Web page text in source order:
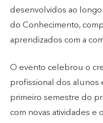
desenvolvidos ao
do Conhecimento,
aprendizados com a
O evento celebrou o
profissional dos alunos
primeiro semestre do
com novas atividades e